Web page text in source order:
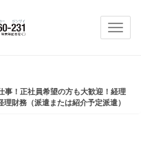
事！正社員希望の方も大歓迎！経理
財務（派遣または紹介予定派遣）